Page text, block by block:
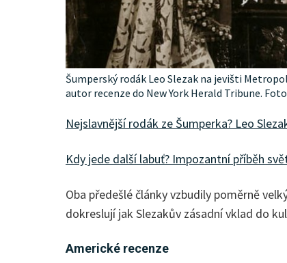
Šumperský rodák Leo Slezak na jevišti
autor recenze do New York Herald Tribune.
Nejslavnější rodák ze Šumperka? Leo
Kdy jede další labuť? Impozantní příběh
Oba předešlé články vzbudily poměrně
dokreslují jak Slezakův zásadní vklad do
Americké recenze